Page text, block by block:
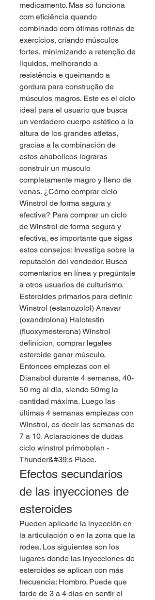
medicamento. Mas só funciona
com eficiência quando
combinado com ótimas rotinas de
exercícios, criando músculos
fortes, minimizando a retenção de
líquidos, melhorando a
resistência e queimando a
gordura para construção de
músculos magros. Este es el ciclo
ideal para el usuario que busca
un verdadero cuerpo estético a la
altura de los grandes atletas,
gracias a la combinación de
estos anabolicos lograras
construir un musculo
completamente magro y lleno de
venas. ¿Cómo comprar ciclo
Winstrol de forma segura y
efectiva? Para comprar un ciclo
de Winstrol de forma segura y
efectiva, es importante que sigas
estos consejos: Investiga sobre la
reputación del vendedor. Busca
comentarios en línea y pregúntale
a otros usuarios de culturismo.
Esteroides primarios para definir:
Winstrol (estanozolol) Anavar
(oxandrolona) Halotestin
(fluoxymesterona) Winstrol
definicion, comprar legales
esteroide ganar músculo.
Entonces empiezas con el
Dianabol durante 4 semanas, 40-
50 mg al día, siendo 50mg la
cantidad máxima. Luego las
últimas 4 semanas empiezas con
Winstrol, es decir las semanas de
7 a 10. Aclaraciones de dudas
ciclo winstrol primobolan -
Thunder&#39;s Place.
Efectos secundarios
de las inyecciones de
esteroides
Pueden aplicarle la inyección en
la articulación o en la zona que la
rodea. Los siguientes son los
lugares donde las inyecciones de
esteroides se aplican con más
frecuencia: Hombro. Puede que
tarde de 3 a 4 días en sentir el